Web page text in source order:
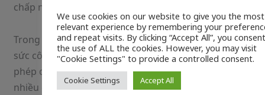
chấp nhận đông hòn đảo tổng thể.
Trong toàn cảnh trái đất bận rộn, xs hcm còn giúp
sức công thế pháp nhiều màn hình hiển thị, đến
phép quý khách hàng hàng xem kể rằng trên càng
nhiều dạng hình thiết bị tuy nhiên tuy nhiên mà lại
We use cookies on our website to give you the most
relevant experience by remembering your
and repeat visits. By clicking “Accept All”, you
the use of ALL the cookies. However, you may visit
"Cookie Settings" to provide a controlled consent.
Cookie Settings Accept All